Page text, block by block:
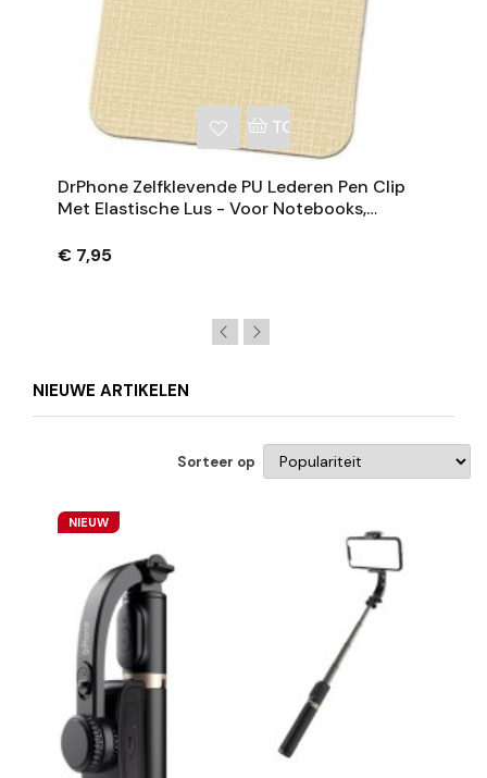
TOEVOEGEN AAN
DrPhone Zelfklevende PU Lederen Pen Clip
Met Elastische Lus - Voor Notebooks,
€ 7,95
NIEUWE ARTIKELEN
Sorteer op
NIEUW